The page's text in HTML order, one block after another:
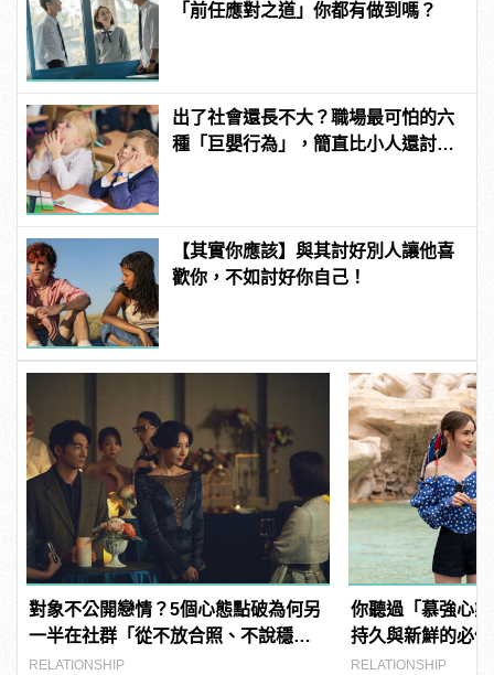
「前任應對之道」你都有做到嗎？
出了社會還長不大？職場最可怕的六
種「巨嬰行為」，簡直比小人還討
【其實你應該】與其討好別人讓他喜
歡你，不如討好你自己！
對象不公開戀情？5個心態點破為何另
一半在社群「從不放合照、不說穩
交」
RELATIONSHIP
你聽過「慕強心
持久與新鮮的必
RELATIONSHIP